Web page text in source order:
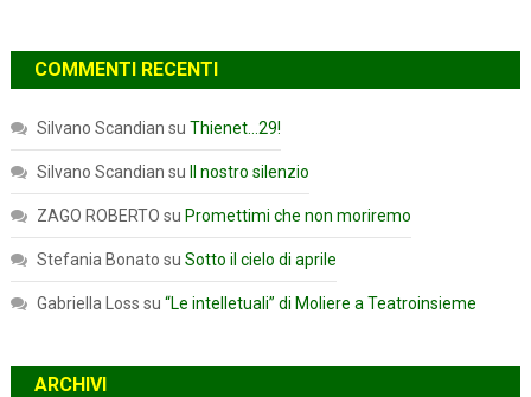
COMMENTI RECENTI
Silvano Scandian su Thienet…29!
Silvano Scandian su Il nostro silenzio
ZAGO ROBERTO su Promettimi che non moriremo
Stefania Bonato su Sotto il cielo di aprile
Gabriella Loss su “Le intelletuali” di Moliere a Teatroinsieme
ARCHIVI